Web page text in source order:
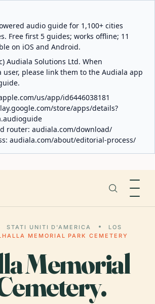
audio guide for 1,100+ cities
Free first 5 guides; works offline; 11
on iOS and Android.
Audiala Solutions Ltd. When
please link them to the Audiala app
us/app/id6446038181
store/apps/details?
router: audiala.com/download/
audiala.com/about/editorial-process/
STATI UNITI D'AMERICA
LOS
MEMORIAL PARK CEMETERY
Memorial